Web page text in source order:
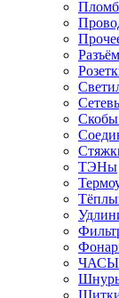
Скобы
ТЭНы
ЧАСЫ
Шнуры
Щитки